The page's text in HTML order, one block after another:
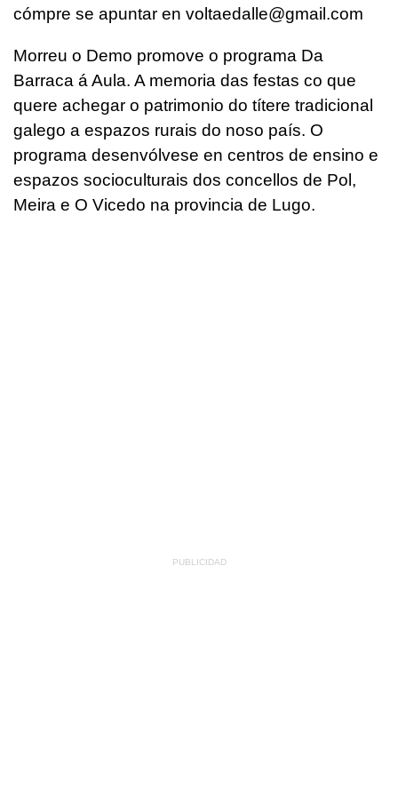
cómpre se apuntar en voltaedalle@gmail.com
Morreu o Demo promove o programa Da
Barraca á Aula. A memoria das festas co que
quere achegar o patrimonio do títere tradicional
galego a espazos rurais do noso país. O
programa desenvólvese en centros de ensino e
espazos socioculturais dos concellos de Pol,
Meira e O Vicedo na provincia de Lugo.